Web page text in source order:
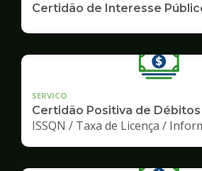
Certidão de Interesse
SERVICO
Certidão Positiva de Débitos
ISSQN / Taxa de Licença /